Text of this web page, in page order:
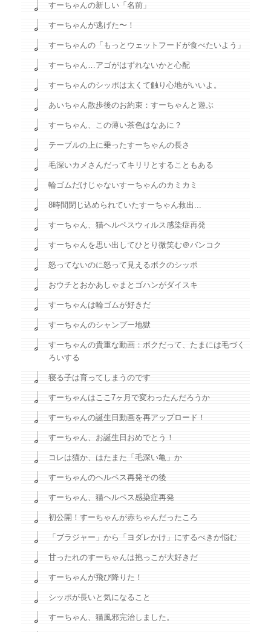
すーちゃんの新しい「名前」
すーちゃんが逃げた〜！
すーちゃんの「もっとウェットフードが食べたいよう」
すーちゃん…アゴがはずれないかと心配
すーちゃんのシッポは太くて触り心地がいいよ。
あいちゃん散歩後のお約束：すーちゃんと遊ぶ
すーちゃん、この薄い茶色はなあに？
テーブルの上に乗ったすーちゃんの長さ
毛深いカメさんだってキリリとすることもある
輪ゴムだけじゃないすーちゃんのカミカミ
8時間閉じ込められていたすーちゃん救出...
すーちゃん、猫ヘルペスウィルス感染症再発
すーちゃんを思い出してひとり微笑む＠バンコク
怒ってないのに怒って見えるボクのシッポ
おウチとおかあしゃまとゴハンがダイスキ
すーちゃんは輪ゴムが好きだ
すーちゃんのシャンプー地獄
すーちゃんの貴重な動画：ボクだって、たまには毛づく
ろいする
寝る子は育ってしまうのです
すーちゃんはここ7ヶ月で変わったんだろうか
すーちゃんの誕生日動画を再アップロード！
すーちゃん、お誕生日おめでとう！
コレは猫か、はたまた「毛深い亀」か
すーちゃんのヘルペス再発その後
すーちゃん、猫ヘルペス感染症再発
初公開！すーちゃんが赤ちゃんだったころ
「ブラジャー」から「ヨダレかけ」にするべきか悩む
甘ったれのすーちゃんは抱っこが大好きだ
すーちゃんが飛び降りた！
シッポが長いと気になること
すーちゃん、猫風邪完治しました。